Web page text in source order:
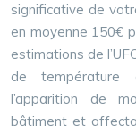
significative de
en moyenne 150€
estimations de
de température
l’apparition de
bâtiment et